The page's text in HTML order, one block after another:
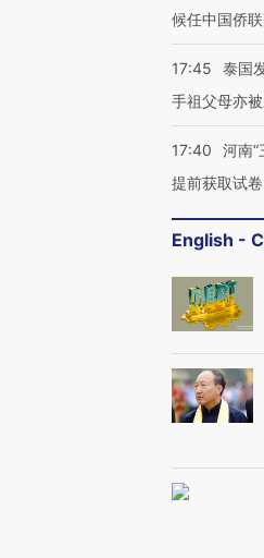
候任中国侨
17:45
泰国
手祖父母亦
17:40
河南
提前获取试卷
English -